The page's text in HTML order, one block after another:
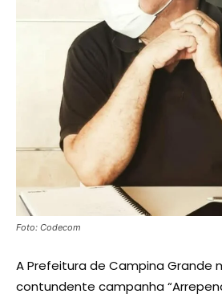
Foto: Codecom
A Prefeitura de Campina Grande
contundente campanha